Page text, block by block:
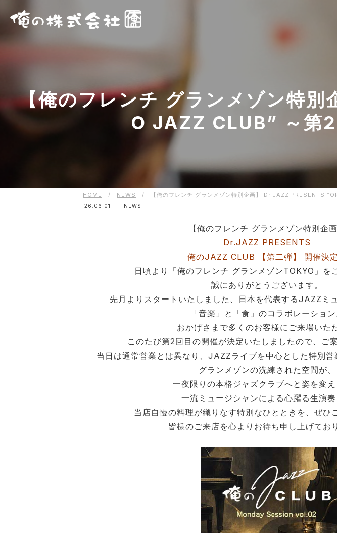
【俺のフレンチ グランメゾン特
O JAZZ CLUB” ～第
HOME / NEWS / 【俺のフレンチ グランメゾン特別企画】 Dr.JAZZ PRESENTS
26.06.01 | NEWS
【俺のフレンチ グランメゾン特別企画
Dr.JAZZ PRESENTS
俺のJAZZ CLUB 【第二弾】 開催決定
日頃より「俺のフレンチ グランメゾンTOKYO」を
誠にありがとうございます。
先月よりスタートいたしました、日本を代表するJAZZミ
「音楽」と「食」のコラボレーション
おかげさまで多くのお客様にご来場いた
このたび第2回目の開催が決定いたしましたので、ご
当日は通常営業とは異なり、JAZZライブを中心とした特別営
グランメゾンの洗練された空間が、
一夜限りの本格ジャズクラブへと姿を変え
一流ミュージシャンによる心躍る生演奏
当店自慢の料理が織りなす特別なひとときを、ぜひ
皆様のご来店を心よりお待ち申し上げてお